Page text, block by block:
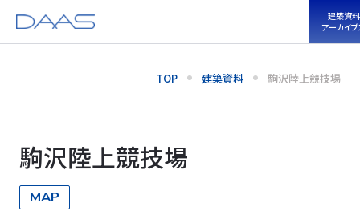
建築資料
アーカイ
TOP 建築資料 駒沢陸上競技場
駒沢陸上競技場
MAP